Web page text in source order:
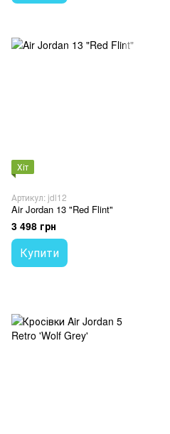
Хіт
Артикул: jdl12
Air Jordan 13 "Red Flint"
3 498 грн
Купити